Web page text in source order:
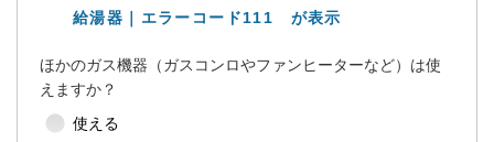
給湯器｜エラーコード111 が表示
ほかのガス機器（ガスコンロやファンヒーターなど）は使
えますか？
使える